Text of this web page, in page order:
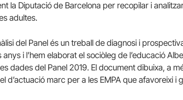
la Diputació de Barcelona per recopilar i
adultes.
del Panel és un treball de diagnosi i
anys i l’hem elaborat el sociòleg de l’educació
dades del Panel 2019. El document dibuixa, a
d’actuació marc per a les EMPA que afavoreixi i